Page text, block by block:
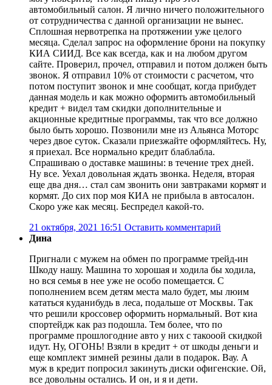
автомобильный салон. Я лично ничего положительного
от сотрудничества с данной организации не вынес.
Сплошная нервотрепка на протяжении уже целого
месяца. Сделал запрос на оформление брони на покупку
КИА СИИД. Все как всегда, как и на любом другом
сайте. Проверил, прочел, отправил и потом должен быть
звонок. Я отправил 10% от стоимости с расчетом, что
потом поступит звонок и мне сообщат, когда прибудет
данная модель и как можно оформить автомобильный
кредит + видел там скидки дополнительные и
акционные кредитные программы, так что все должно
было быть хорошо. Позвонили мне из Альянса Моторс
через двое суток. Сказали приезжайте оформляйтесь. Ну,
я приехал. Все нормально кредит блаблабла.
Спрашиваю о доставке машины: в течение трех дней.
Ну все. Уехал довольная ждать звонка. Неделя, вторая
еще два дня… стал сам звонить они завтраками кормят и
кормят. До сих пор моя КИА не прибыла в автосалон.
Скоро уже как месяц. Беспредел какой-то.
21 октября, 2021 16:51 Оставить комментарий
Дина
Пригнали с мужем на обмен по программе трейд-ин
Шкоду нашу. Машина то хорошая и ходила бы ходила,
но вся семья в нее уже не особо помещается. С
пополнением всем детям места мало будет, мы люим
кататься куданибудь в леса, подальше от Москвы. Так
что решили кроссовер оформить нормальный. Вот киа
спортейдж как раз подошла. Тем более, что по
программе прошлогодние авто у них с такооой скидкой
идут. Ну, ОГОНЬ! Взяли в кредит + от шкоды деньги и
еще комплект зимней резины дали в подарок. Вау. А
муж в кредит попросил закинуть диски офигенские. Ой,
все довольны остались. И он, и я и дети.